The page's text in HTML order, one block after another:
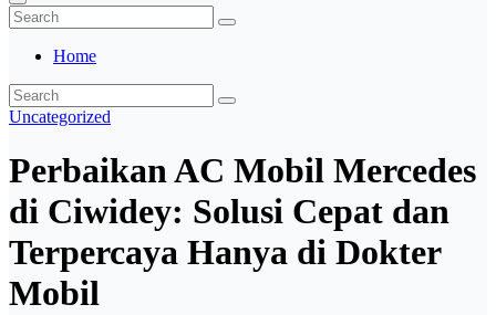
Home
Uncategorized
Perbaikan AC Mobil Mercedes
di Ciwidey: Solusi Cepat dan
Terpercaya Hanya di Dokter
Mobil